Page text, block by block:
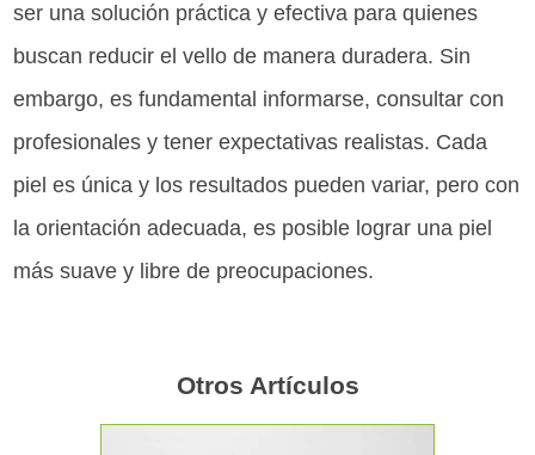
ser una solución práctica y efectiva para quienes
buscan reducir el vello de manera duradera. Sin
embargo, es fundamental informarse, consultar con
profesionales y tener expectativas realistas. Cada
piel es única y los resultados pueden variar, pero con
la orientación adecuada, es posible lograr una piel
más suave y libre de preocupaciones.
Otros Artículos